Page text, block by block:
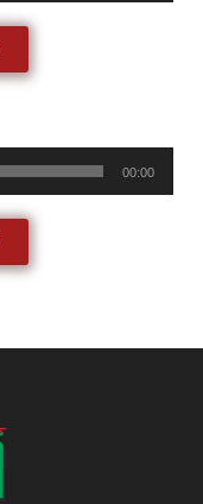
00:00